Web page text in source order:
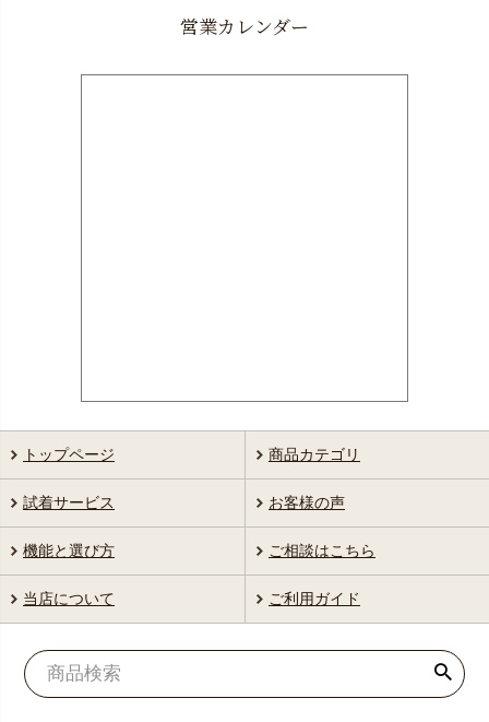
営業カレンダー
トップページ 商品カテゴリ
試着サービス お客様の声
機能と選び方 ご相談はこちら
当店について ご利用ガイド